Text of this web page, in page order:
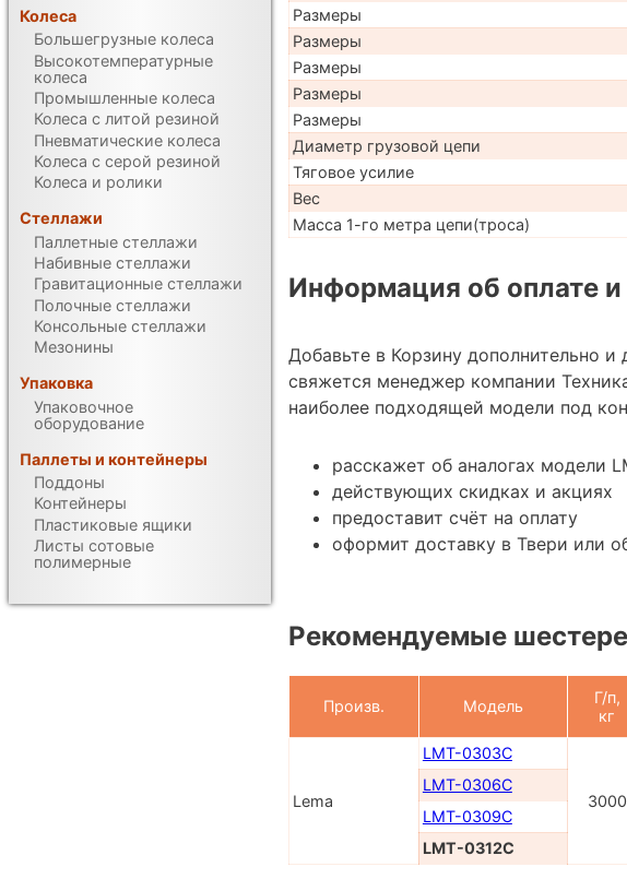
Размеры
Размеры
Размеры
Размеры
Размеры
Диаметр грузовой цепи
Тяговое усилие
Вес
Масса 1-го метра цепи(троса)
Информация об оплате и
Добавьте в Корзину дополнительно
свяжется менеджер компании
наиболее подходящей модели под
расскажет об аналогах модели
действующих скидках и акциях
предоставит счёт на оплату
оформит доставку в Твери или
Рекомендуемые
Произв. Модель
Г/п,
кг
Lema
LMT-0303C
3000
LMT-0306C
LMT-0309C
LMT-0312C
Колеса
Большегрузные колеса
Высокотемпературные
колеса
Промышленные колеса
Колеса с литой резиной
Пневматические колеса
Колеса с серой резиной
Колеса и ролики
Стеллажи
Паллетные стеллажи
Набивные стеллажи
Гравитационные стеллажи
Полочные стеллажи
Консольные стеллажи
Мезонины
Упаковка
Упаковочное
оборудование
Паллеты и контейнеры
Поддоны
Контейнеры
Пластиковые ящики
Листы сотовые
полимерные